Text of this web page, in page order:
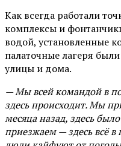
Как всегда работали
комплексы и
водой, установленные
палаточные лагеря
улицы и дома.
— Мы всей командой в
здесь происходит. Мы
месяца назад, здесь
приезжаем — здесь всё в